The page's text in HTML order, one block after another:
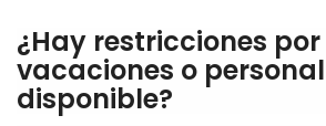
¿Hay restricciones por
vacaciones o personal
disponible?